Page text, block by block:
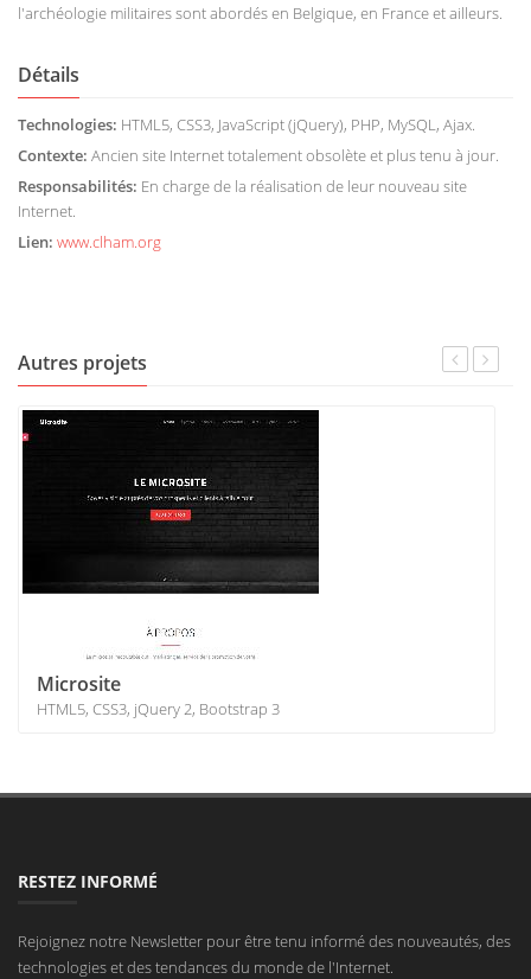
l'archéologie militaires sont abordés en Belgique, en France et ailleurs.
Détails
Technologies: HTML5, CSS3, JavaScript (jQuery), PHP, MySQL, Ajax.
Contexte: Ancien site Internet totalement obsolète et plus tenu à jour.
Responsabilités: En charge de la réalisation de leur nouveau site
Internet.
Lien: www.clham.org
Autres projets
Microsite
HTML5, CSS3, jQuery 2, Bootstrap 3
RESTEZ INFORMÉ
Rejoignez notre Newsletter pour être tenu informé des nouveautés, des
technologies et des tendances du monde de l'Internet.